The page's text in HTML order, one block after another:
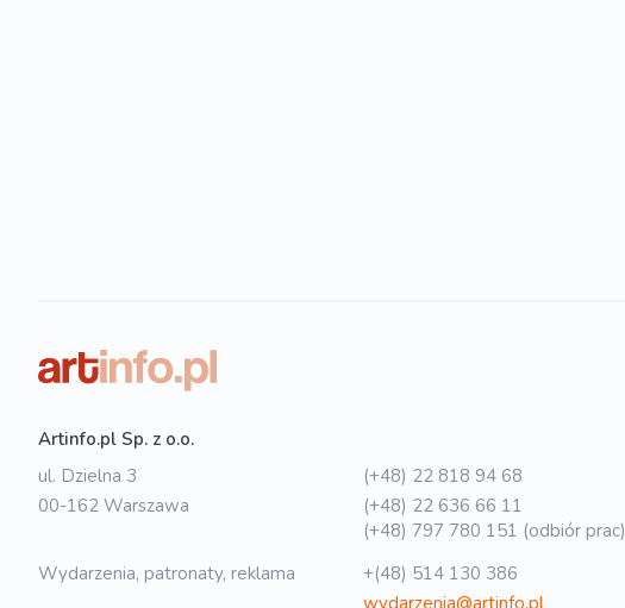
Artinfo.pl Sp. z o.o.
ul. Dzielna 3
00-162 Warszawa
(+48) 22 818 94 68
(+48) 22 636 66 11
(+48) 797 780 151 (odbiór prac)
Wydarzenia, patronaty, reklama
+(48) 514 130 386
wydarzenia@artinfo.pl